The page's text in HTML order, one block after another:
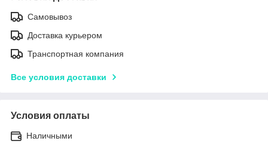
Самовывоз
Доставка курьером
Транспортная компания
Все условия доставки
Условия оплаты
Наличными